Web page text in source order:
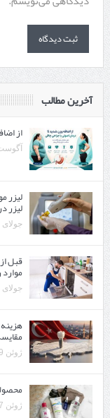
آخرین مطالب
از
آگوست 02,
لیزر
لیزر
جولای 20, 2026
قبل
جولای 01, 2026
ژوئن 29, 2026
ژوئن 27, 2026